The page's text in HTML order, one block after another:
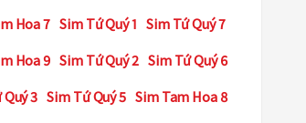
Hoa 7 Sim Tứ Quý 1 Sim Tứ Quý 7
Hoa 9 Sim Tứ Quý 2 Sim Tứ Quý 6
3 Sim Tứ Quý 5 Sim Tam Hoa 8